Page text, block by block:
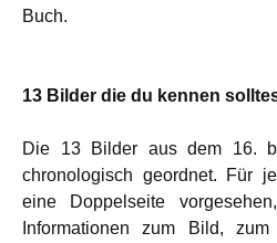
Buch.
13 Bilder die du kennen
Die 13 Bilder aus dem 16.
chronologisch geordnet. Für
eine Doppelseite
Informationen zum Bild,